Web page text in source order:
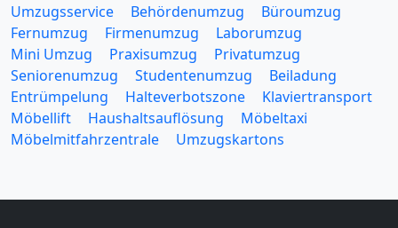
Umzugsservice Behördenumzug
Büroumzug
Fernumzug
Firmenumzug
Laborumzug
Mini Umzug
Praxisumzug
Privatumzug
Seniorenumzug
Studentenumzug
Beiladung
Entrümpelung
Halteverbotszone
Klaviertransport
Möbellift
Haushaltsauflösung
Möbeltaxi
Möbelmitfahrzentrale
Umzugskartons